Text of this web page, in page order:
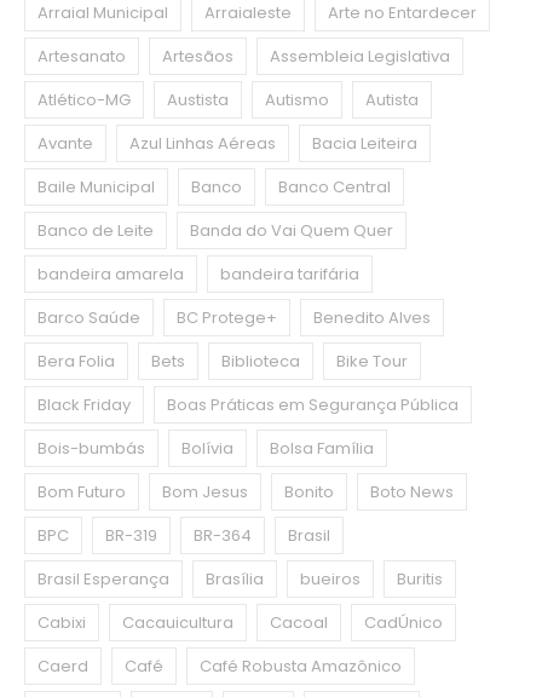
Arraial Municipal
Arraialeste
Arte no Entardecer
Artesanato
Artesãos
Assembleia Legislativa
Atlético-MG
Austista Autismo
Autista
Avante
Azul Linhas Aéreas
Bacia Leiteira
Baile Municipal
Banco
Banco Central
Banco de Leite
Banda do Vai Quem Quer
bandeira amarela
bandeira tarifária
Barco Saúde
BC Protege+
Benedito Alves
Bera Folia
Bets Biblioteca
Bike Tour
Black Friday
Boas Práticas em Segurança Pública
Bois-bumbás
Bolívia
Bolsa Família
Bom Futuro
Bom Jesus Bonito
Boto News
BPC
BR-319 BR-364
Brasil
Brasil Esperança
Brasília bueiros
Buritis
Cabixi
Cacauicultura Cacoal
CadÚnico
Caerd
Café
Café Robusta Amazônico